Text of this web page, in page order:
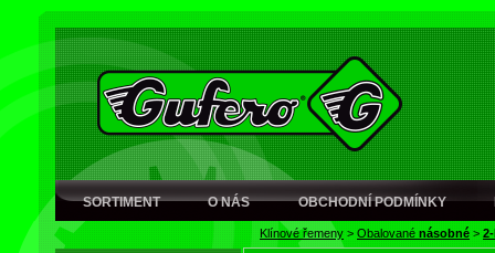
SORTIMENT O NÁS OBCHODNÍ PODMÍNKY
Klínové řemeny > Obalované násobné >